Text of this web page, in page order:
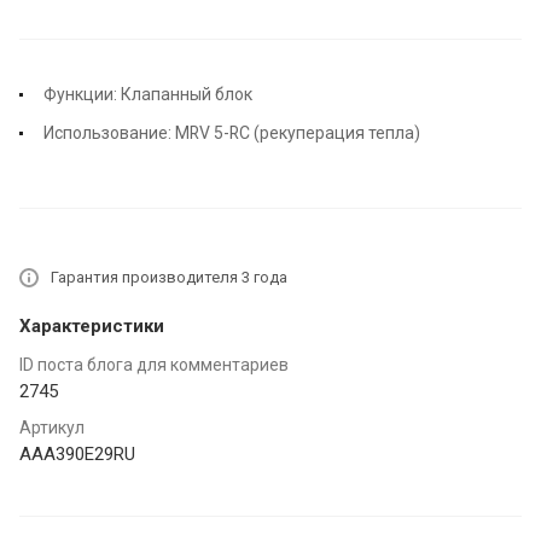
Функции: Клапанный блок
Использование: MRV 5-RC (рекуперация тепла)
Гарантия производителя 3 года
Характеристики
ID поста блога для комментариев
2745
Артикул
AAA390E29RU